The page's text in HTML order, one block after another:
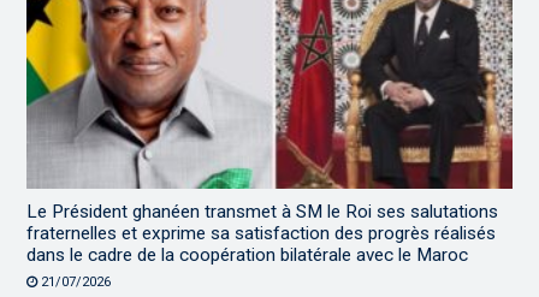
Le Président ghanéen transmet à SM le Roi ses salutations
fraternelles et exprime sa satisfaction des progrès réalisés
dans le cadre de la coopération bilatérale avec le Maroc
21/07/2026